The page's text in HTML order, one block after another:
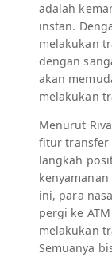
adalah
instan.
melakukan
dengan
akan
melakukan
Menurut
fitur transfer
langkah
ini, para
pergi ke
melakukan
Semuanya